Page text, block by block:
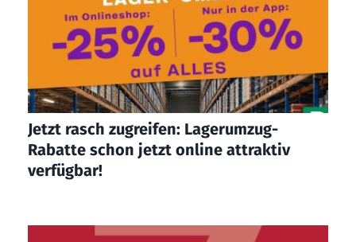
Jetzt rasch zugreifen: Lagerumzug-
Rabatte schon jetzt online attraktiv
verfügbar!